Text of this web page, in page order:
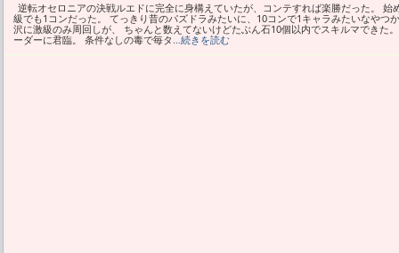
逆転オセロニアの決戦ルエドに完全に身構えていたが、コンテすれば楽勝だった。
級でも1コンだった。 てっきり昔のパズドラみたいに、10コンで1キャラみたいなやつ
沢に激級のみ周回しが、 ちゃんと数えてないけどたぶん石10個以内でスキルマできた
ーダーに君臨。 条件なしの毒で毎タ …続きを読む